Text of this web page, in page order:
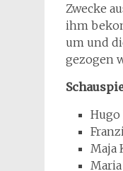
Zwecke
ihm
um und
gezogen
Hugo
Maja